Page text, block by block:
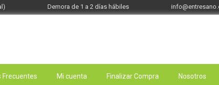
Demora de 1 a 2 días hábiles
Frecuentes Mi cuenta Finalizar Compra Nosotros